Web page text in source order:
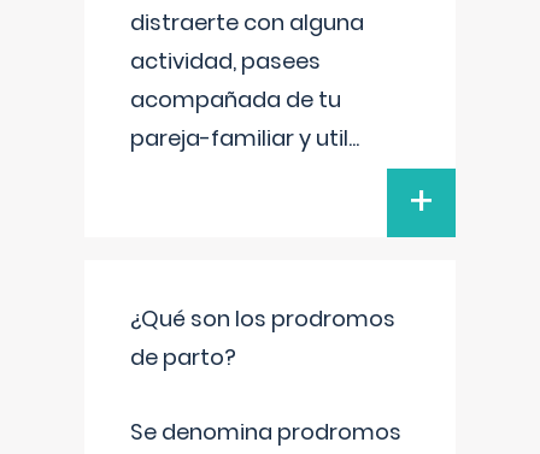
distraerte con alguna
actividad, pasees
acompañada de tu
pareja-familiar y util...
+
¿Qué son los prodromos
de parto?
Se denomina prodromos